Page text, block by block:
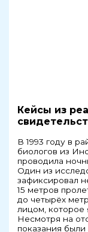
Кейсы из
В 1993 году в
биологов из
проводила
Один из
зафиксировал
15 метров
до четырёх
лицом, которое
Несмотря на
показания были